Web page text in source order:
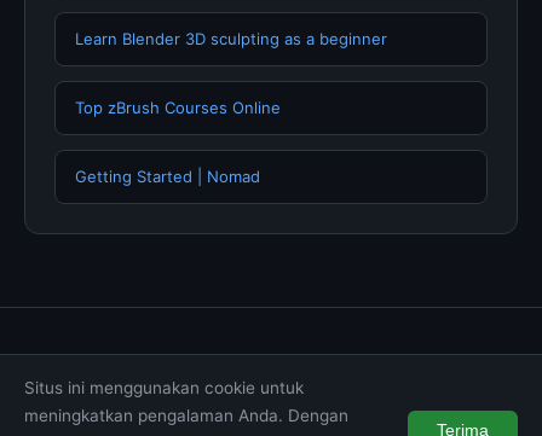
Learn Blender 3D sculpting as a beginner
Top zBrush Courses Online
Getting Started | Nomad
Syarat & Ketentuan
Situs ini menggunakan cookie untuk
meningkatkan pengalaman Anda. Dengan
Terima